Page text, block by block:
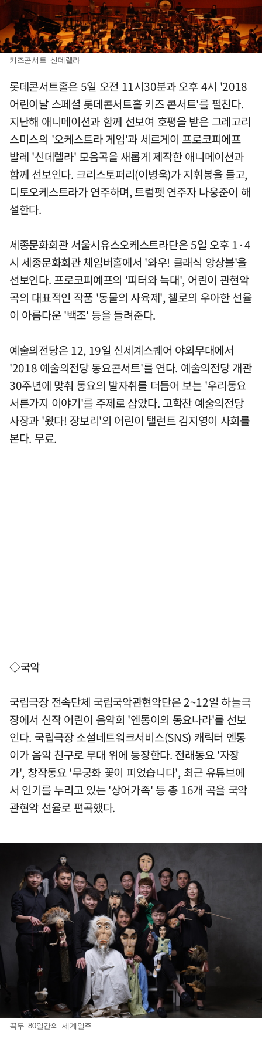
키즈콘서트 신데렐라
롯데콘서트홀은 5일 오전 11시30분과 오후 4시 '2018
어린이날 스페셜 롯데콘서트홀 키즈 콘서트'를 펼친다.
지난해 애니메이션과 함께 선보여 호평을 받은 그레고리
스미스의 '오케스트라 게임'과 세르게이 프로코피에프
발레 '신데렐라' 모음곡을 새롭게 제작한 애니메이션과
함께 선보인다. 크리스토퍼리(이병욱)가 지휘봉을 들고,
디토오케스트라가 연주하며, 트럼펫 연주자 나웅준이 해
설한다.
세종문화회관 서울시유스오케스트라단은 5일 오후 1·4
시 세종문화회관 체임버홀에서 '와우! 클래식 앙상블'을
선보인다. 프로코피예프의 '피터와 늑대', 어린이 관현악
곡의 대표적인 작품 '동물의 사육제', 첼로의 우아한 선율
이 아름다운 '백조' 등을 들려준다.
예술의전당은 12, 19일 신세계스퀘어 야외무대에서
'2018 예술의전당 동요콘서트'를 연다. 예술의전당 개관
30주년에 맞춰 동요의 발자취를 더듬어 보는 '우리동요
서른가지 이야기'를 주제로 삼았다. 고학찬 예술의전당
사장과 '왔다! 장보리'의 어린이 탤런트 김지영이 사회를
본다. 무료.
◇국악
국립극장 전속단체 국립국악관현악단은 2~12일 하늘극
장에서 신작 어린이 음악회 '엔통이의 동요나라'를 선보
인다. 국립극장 소셜네트워크서비스(SNS) 캐릭터 엔통
이가 음악 친구로 무대 위에 등장한다. 전래동요 '자장
가', 창작동요 '무궁화 꽃이 피었습니다', 최근 유튜브에
서 인기를 누리고 있는 '상어가족' 등 총 16개 곡을 국악
관현악 선율로 편곡했다.
꼭두 80일간의 세계일주